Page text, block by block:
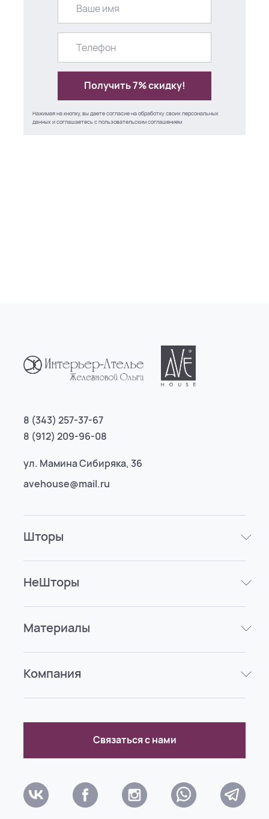
Получить 7% скидку!
Нажимая на кнопку, вы даете согласие на обработку своих персональных
данных и соглашаетесь спользовательским соглашением
Шторы
НеШторы
Материалы
Компания
8 (343) 257-37-67
8 (912) 209-96-08
ул. Мамина Сибиряка, 36
avehouse@mail.ru
Связаться с нами